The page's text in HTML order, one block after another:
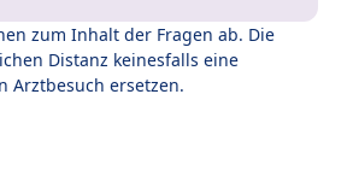
zum Inhalt der Fragen ab. Die
Distanz keinesfalls eine
Arztbesuch ersetzen.